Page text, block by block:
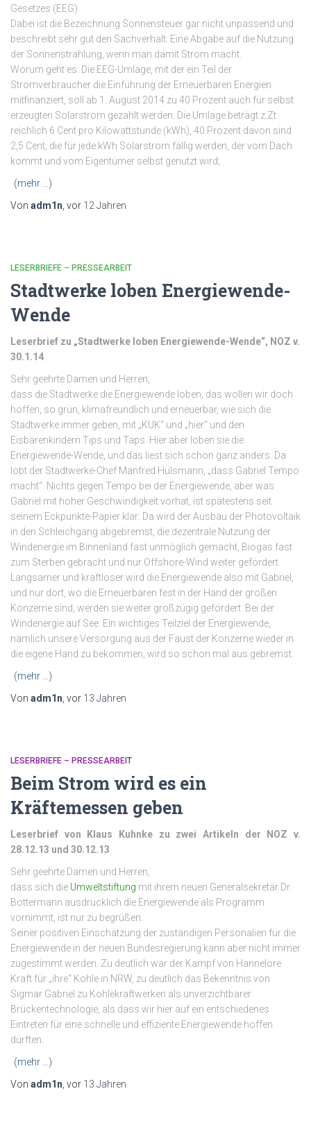
Gesetzes (EEG).
Dabei ist die Bezeichnung Sonnensteuer gar nicht unpassend und
beschreibt sehr gut den Sachverhalt: Eine Abgabe auf die Nutzung
der Sonnenstrahlung, wenn man damit Strom macht.
Worum geht es: Die EEG-Umlage, mit der ein Teil der
Stromverbraucher die Einführung der Erneuerbaren Energien
mitfinanziert, soll ab 1. August 2014 zu 40 Prozent auch für selbst
erzeugten Solarstrom gezahlt werden. Die Umlage beträgt z.Zt.
reichlich 6 Cent pro Kilowattstunde (kWh), 40 Prozent davon sind
2,5 Cent, die für jede kWh Solarstrom fällig werden, der vom Dach
kommt und vom Eigentümer selbst genutzt wird;
(mehr …)
Von adm1n , vor 12 Jahren
LESERBRIEFE – PRESSEARBEIT
Stadtwerke loben Energiewende-
Wende
Leserbrief zu „Stadtwerke loben Energiewende-Wende“, NOZ v.
30.1.14
Sehr geehrte Damen und Herren,
dass die Stadtwerke die Energiewende loben, das wollen wir doch
hoffen, so grün, klimafreundlich und erneuerbar, wie sich die
Stadtwerke immer geben, mit „KUK“ und „hier“ und den
Eisbärenkindern Tips und Taps. Hier aber loben sie die
Energiewende-Wende, und das liest sich schon ganz anders. Da
lobt der Stadtwerke-Chef Manfred Hülsmann, „dass Gabriel Tempo
macht“. Nichts gegen Tempo bei der Energiewende, aber was
Gabriel mit hoher Geschwindigkeit vorhat, ist spätestens seit
seinem Eckpunkte-Papier klar: Da wird der Ausbau der Photovoltaik
in den Schleichgang abgebremst, die dezentrale Nutzung der
Windenergie im Binnenland fast unmöglich gemacht, Biogas fast
zum Sterben gebracht und nur Offshore-Wind weiter gefördert.
Langsamer und kraftloser wird die Energiewende also mit Gabriel,
und nur dort, wo die Erneuerbaren fest in der Hand der großen
Konzerne sind, werden sie weiter großzügig gefördert: Bei der
Windenergie auf See. Ein wichtiges Teilziel der Energiewende,
nämlich unsere Versorgung aus der Faust der Konzerne wieder in
die eigene Hand zu bekommen, wird so schon mal aus gebremst.
(mehr …)
Von adm1n , vor 13 Jahren
LESERBRIEFE – PRESSEARBEIT
Beim Strom wird es ein
Kräftemessen geben
Leserbrief von Klaus Kuhnke zu zwei Artikeln der NOZ v.
28.12.13 und 30.12.13
Sehr geehrte Damen und Herren,
dass sich die Umweltstiftung mit ihrem neuen Generalsekretär Dr.
Bottermann ausdrücklich die Energiewende als Programm
vornimmt, ist nur zu begrüßen.
Seiner positiven Einschätzung der zuständigen Personalien für die
Energiewende in der neuen Bundesregierung kann aber nicht immer
zugestimmt werden. Zu deutlich war der Kampf von Hannelore
Kraft für „ihre“ Kohle in NRW, zu deutlich das Bekenntnis von
Sigmar Gabriel zu Kohlekraftwerken als unverzichtbarer
Brückentechnologie, als dass wir hier auf ein entschiedenes
Eintreten für eine schnelle und effiziente Energiewende hoffen
dürften.
(mehr …)
Von adm1n , vor 13 Jahren